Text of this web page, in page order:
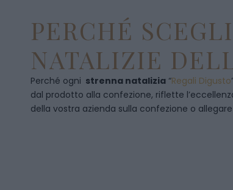
PERCHÉ
NATALIZIE
Perché ogni strenna natalizia “Regali Digusto
dal prodotto alla confezione, riflette
della vostra azienda sulla confezione o